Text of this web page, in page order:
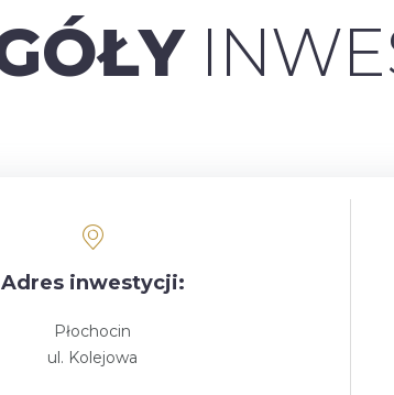
Adres inwestycji:
Płochocin
ul. Kolejowa